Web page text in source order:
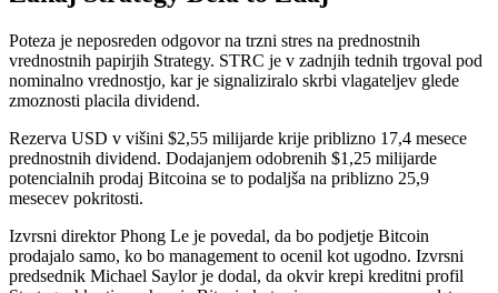
Poteza je neposreden odgovor na trzni stres na prednostnih
vrednostnih papirjih Strategy. STRC je v zadnjih tednih trgoval pod
nominalno vrednostjo, kar je signaliziralo skrbi vlagateljev glede
zmoznosti placila dividend.
Rezerva USD v višini $2,55 milijarde krije priblizno 17,4 mesece
prednostnih dividend. Dodajanjem odobrenih $1,25 milijarde
potencialnih prodaj Bitcoina se to podaljša na priblizno 25,9
mesecev pokritosti.
Izvrsni direktor Phong Le je povedal, da bo podjetje Bitcoin
prodajalo samo, ko bo management to ocenil kot ugodno. Izvrsni
predsednik Michael Saylor je dodal, da okvir krepi kreditni profil